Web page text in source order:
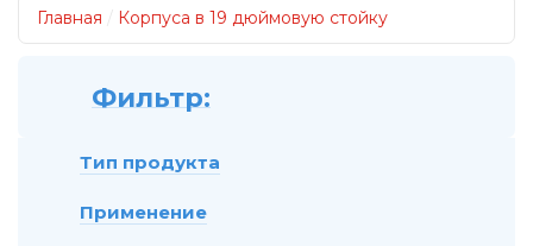
Главная Корпуса в 19 дюймовую стойку
Тип продукта
Применение